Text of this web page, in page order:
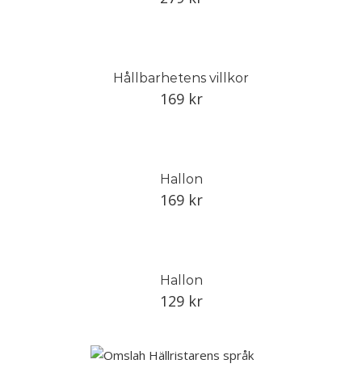
Hållbarhetens villkor
169 kr
Hallon
169 kr
Hallon
129 kr